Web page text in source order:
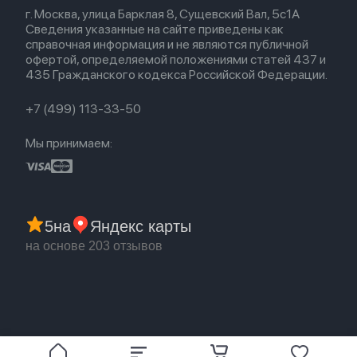
Airpods 2
Airpods (1-е)
Для Apple Watch
Политика конфиденциальности
Оплата и доставка
Партнерская программа
Гарантия
Обмен и возврат
Trade-in
Новые поступления
Популярное
Акции
г. Москва, улица Барклая 8, Сущевский Вал, 5с1А
Сведения указанные на сайте приведены как
справочная информация и не являются публичной
офертой, определяемой положениями статей 437 и
435 Гражданского кодекса Российской Федерации.
+7 (499) 113-33-50
Мы принимаем:
5на Яндекс карты
на основе 203 отзывов